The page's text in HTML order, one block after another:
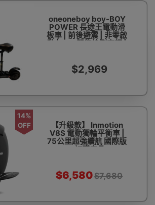
oneoneboy boy-BOY
POWER 長途王電動滑
板車 | 前後避震 | 非零啟
動 | APP智能檢測車輛 |
$2,969
14%
OFF
【升級款】 Inmotion
V8S 電動獨輪平衡車 |
75公里超強續航 國際版
- 訂購產品
$6,580$7,680